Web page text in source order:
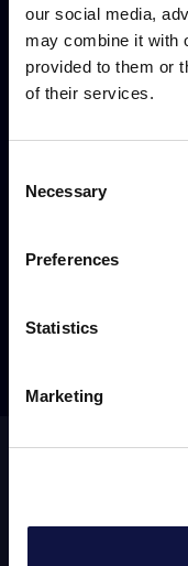
our social media,
may combine it with
provided to them or
of their services.
Selection
Necessary
Preferences
Statistics
Marketing
El presente sitio web
profesionales y
Me gustaría
para
artículos
mercado del
haciendo clic
nuestros
group.com/ar/